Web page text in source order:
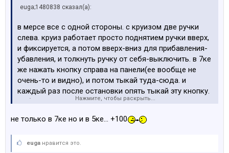
euga;1480838 сказал(а):
в мерсе все с одной стороны. с круизом две ручки
слева. круиз работает просто поднятием ручки вверх,
и фиксируется, а потом вверх-вниз для прибавления-
убавления, и толкнуть ручку от себя-выключить. в 7ке
же нажать кнопку справа на панели(ее вообще не
очень-то и видно), и потом тыкай туда-сюда. и
каждый раз после остановки опять тыкай эту кнопку.
дебилизм
Нажмите, чтобы раскрыть...
не только в 7ке но и в 5ке... +100
euga нравится это.